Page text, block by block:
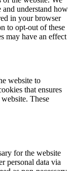
and understand how
in your browser
to opt-out of these
may have an effect
website to
that ensures
These
for the website
personal data via